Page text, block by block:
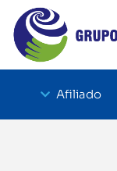
Afiliado